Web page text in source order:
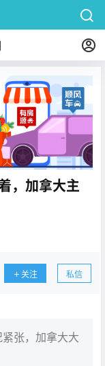
，加拿大主
关注 私信
张，加拿大大